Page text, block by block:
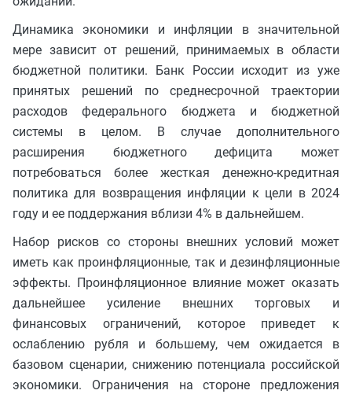
Динамика экономики и инфляции в значительной
мере зависит от решений, принимаемых в области
бюджетной политики. Банк России исходит из уже
принятых решений по среднесрочной траектории
расходов федерального бюджета и бюджетной
системы в целом. В случае дополнительного
расширения бюджетного дефицита может
потребоваться более жесткая денежно-кредитная
политика для возвращения инфляции к цели в 2024
году и ее поддержания вблизи 4% в дальнейшем.
Набор рисков со стороны внешних условий может
иметь как проинфляционные, так и дезинфляционные
эффекты. Проинфляционное влияние может оказать
дальнейшее усиление внешних торговых и
финансовых ограничений, которое приведет к
ослаблению рубля и большему, чем ожидается в
базовом сценарии, снижению потенциала российской
экономики. Ограничения на стороне предложения